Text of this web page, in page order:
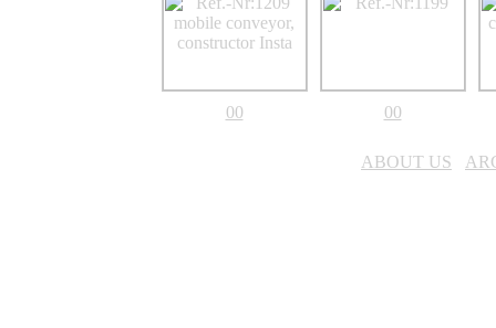
00 00
ABOUT US